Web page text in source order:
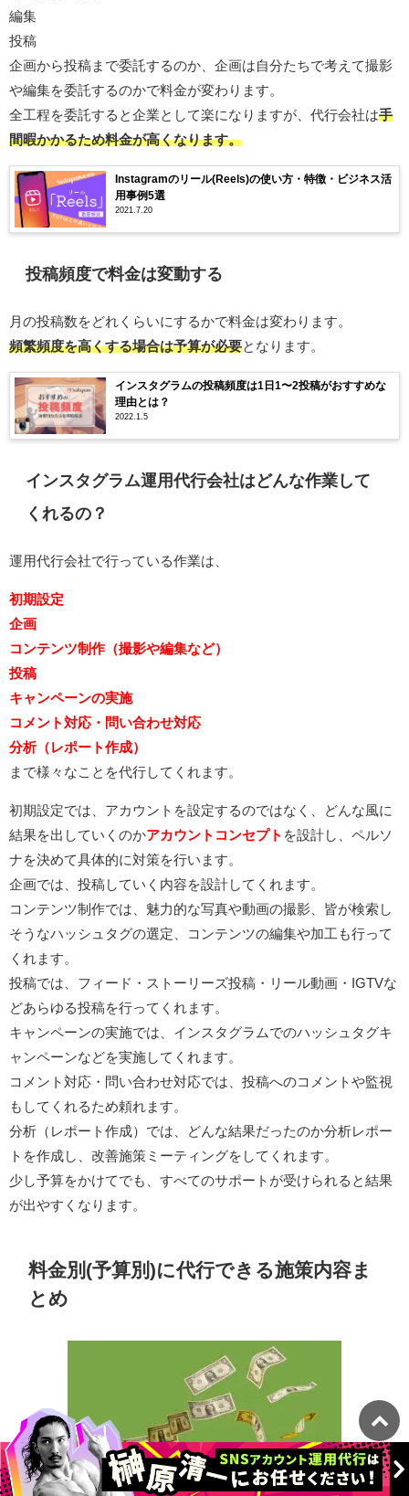
編集
投稿
企画から投稿まで委託するのか、企画は自分たちで考えて撮影
や編集を委託するのかで料金が変わります。
全工程を委託すると企業として楽になりますが、代行会社は手
間暇かかるため料金が高くなります。
Instagramのリール(Reels)の使い方・特徴・ビジネス活
用事例5選
2021.7.20
投稿頻度で料金は変動する
月の投稿数をどれくらいにするかで料金は変わります。
頻繁頻度を高くする場合は予算が必要となります。
インスタグラムの投稿頻度は1日1〜2投稿がおすすめな
理由とは？
2022.1.5
インスタグラム運用代行会社はどんな作業して
くれるの？
運用代行会社で行っている作業は、
初期設定
企画
コンテンツ制作（撮影や編集など）
投稿
キャンペーンの実施
コメント対応・問い合わせ対応
分析（ レポート作成）
まで様々なことを代行してくれます。
初期設定では、アカウントを設定するのではなく、どんな風に
結果を出していくのかアカウントコンセプト を設計し、ペルソ
ナを決めて具体的に対策を行います。
企画では、投稿していく内容を設計してくれます。
コンテンツ制作では、魅力的な写真や動画の撮影、皆が検索し
そうなハッシュタグの選定、コンテンツの編集や加工も行って
くれます。
投稿では、フィード・ストーリーズ投稿・リール動画・IGTVな
どあらゆる投稿を行ってくれます。
キャンペーンの実施では、インスタグラムでのハッシュタグキ
ャンペーンなどを実施してくれます。
コメント対応・問い合わせ対応では、投稿へのコメントや監視
もしてくれるため頼れます。
分析（レポート作成）では、どんな結果だったのか分析レポー
トを作成し、改善施策ミーティングをしてくれます。
少し予算をかけてでも、すべてのサポートが受けられると結果
が出やすくなります。
料金別(予算別)に代行できる施策内容ま
とめ